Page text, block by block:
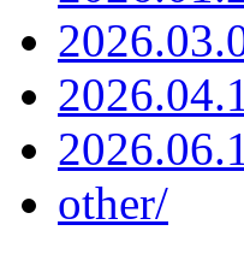
other/